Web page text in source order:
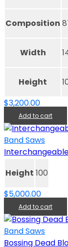
Composition
Width
Height
$3,200.00
Add to cart
Band Saws
Height 100
$5,000.00
Add to cart
Band Saws
Bossing Dead